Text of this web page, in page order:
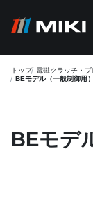
トップ 電磁クラッチ・
BEモデル（一般制御用）
BEモデ